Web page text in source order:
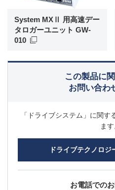
System MXⅡ 用高速デー
タロガーユニット GW-
010
この製品に
お問い合わ
「ドライブシステム」に関
ます
ドライブテクノロジ
お電話での